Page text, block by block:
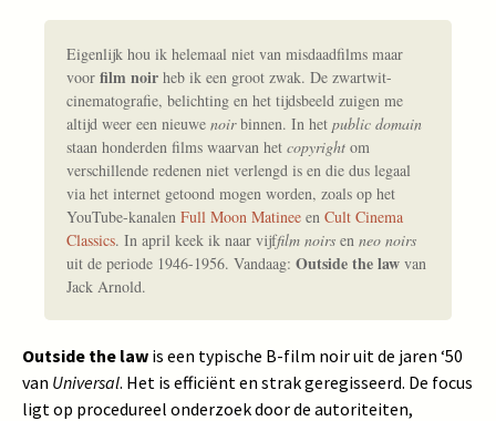
Eigenlijk hou ik helemaal niet van misdaadfilms maar
voor film noir heb ik een groot zwak. De zwartwit-
cinematografie, belichting en het tijdsbeeld zuigen me
altijd weer een nieuwe noirbinnen. In het public domain
staan honderden films waarvan het copyright om
verschillende redenen niet verlengd is en die dus legaal
via het internet getoond mogen worden, zoals op het
YouTube-kanalen Full Moon Matinee en Cult Cinema
Classics. In april keek ik naar vijffilm noirs en neo noirs
uit de periode 1946-1956. Vandaag: Outside the law van
Jack Arnold.
Outside the law is een typische B-film noir uit de jaren ‘50
van Universal. Het is efficiënt en strak geregisseerd. De focus
ligt op procedureel onderzoek door de autoriteiten,